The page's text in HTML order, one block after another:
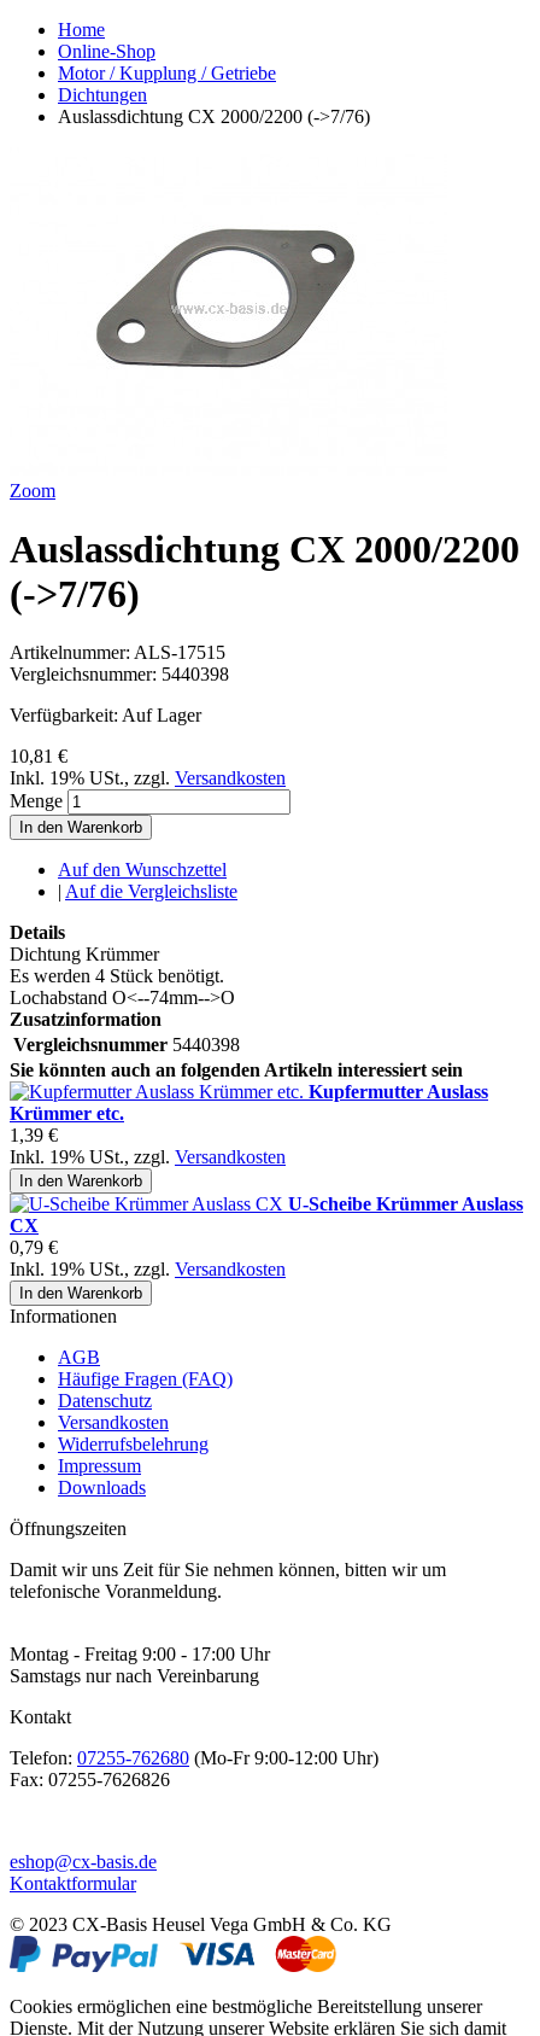
Home
Online-Shop
Motor / Kupplung / Getriebe
Dichtungen
Auslassdichtung CX 2000/2200 (->7/76)
Zoom
Auslassdichtung CX 2000/2200
(->7/76)
Artikelnummer: ALS-17515
Vergleichsnummer: 5440398
Verfügbarkeit: Auf Lager
10,81 €
Inkl. 19% USt., zzgl. Versandkosten
Menge
In den Warenkorb
Auf den Wunschzettel
| Auf die Vergleichsliste
Details
Dichtung Krümmer
Es werden 4 Stück benötigt.
Lochabstand O<--74mm-->O
Zusatzinformation
Vergleichsnummer 5440398
Sie könnten auch an folgenden Artikeln interessiert sein
Kupfermutter Auslass
Krümmer etc.
1,39 €
Inkl. 19% USt., zzgl. Versandkosten
In den Warenkorb
U-Scheibe Krümmer Auslass
CX
0,79 €
Inkl. 19% USt., zzgl. Versandkosten
In den Warenkorb
Informationen
AGB
Häufige Fragen (FAQ)
Datenschutz
Versandkosten
Widerrufsbelehrung
Impressum
Downloads
Öffnungszeiten
Damit wir uns Zeit für Sie nehmen können, bitten wir um
telefonische Voranmeldung.
Montag - Freitag 9:00 - 17:00 Uhr
Samstags nur nach Vereinbarung
Kontakt
Telefon: 07255-762680 (Mo-Fr 9:00-12:00 Uhr)
Fax: 07255-7626826
eshop@cx-basis.de
Kontaktformular
© 2023 CX-Basis Heusel Vega GmbH & Co. KG
Cookies ermöglichen eine bestmögliche Bereitstellung unserer
Dienste. Mit der Nutzung unserer Website erklären Sie sich damit